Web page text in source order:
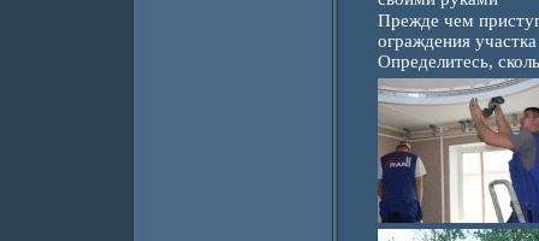
Прежде чем
ограждения
Определитесь,